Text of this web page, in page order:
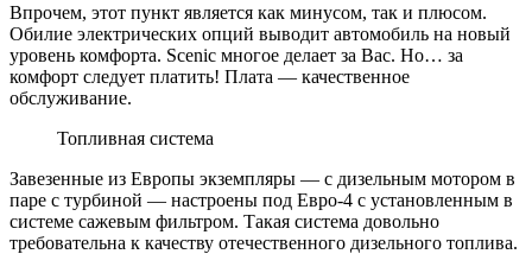
Впрочем, этот пункт является как минусом, так и плюсом.
Обилие электрических опций выводит автомобиль на новый
уровень комфорта. Scenic многое делает за Вас. Но… за
комфорт следует платить! Плата — качественное
обслуживание.
Топливная система
Завезенные из Европы экземпляры — с дизельным мотором в
паре с турбиной — настроены под Евро-4 с установленным в
системе сажевым фильтром. Такая система довольно
требовательна к качеству отечественного дизельного топлива.